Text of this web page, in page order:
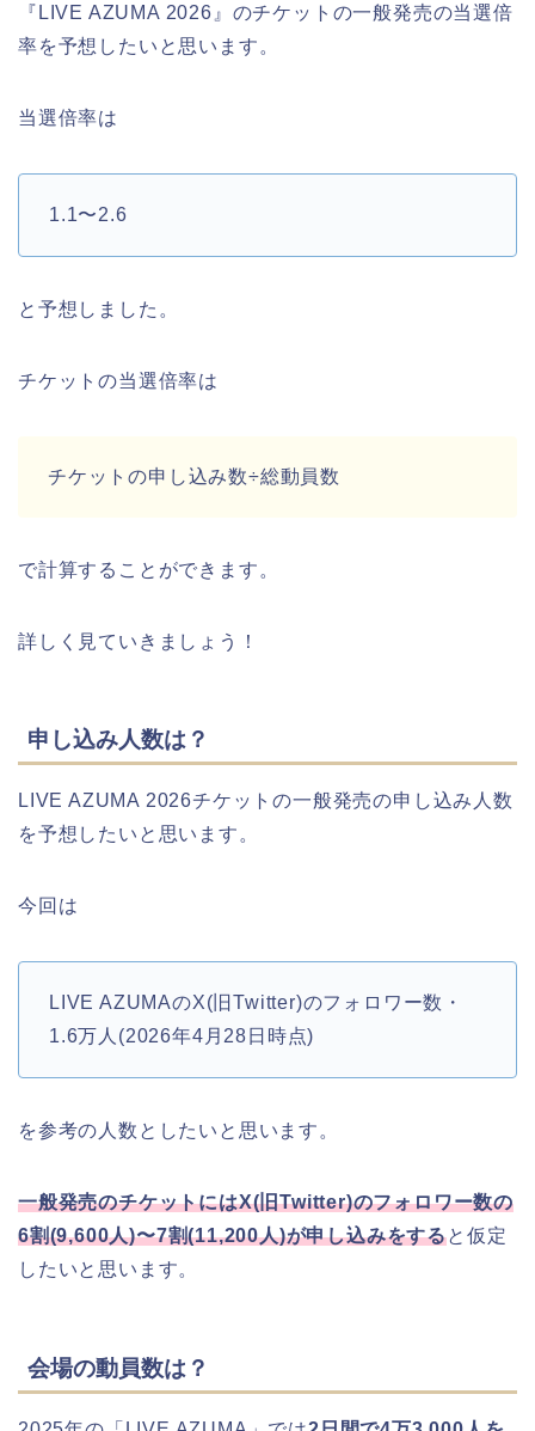
『LIVE AZUMA 2026』のチケットの一般発売の当選倍
率を予想したいと思います。
当選倍率は
1.1〜2.6
と予想しました。
チケットの当選倍率は
チケットの申し込み数÷総動員数
で計算することができます。
詳しく見ていきましょう！
申し込み人数は？
LIVE AZUMA 2026チケットの一般発売の申し込み人数
を予想したいと思います。
今回は
LIVE AZUMAのX(旧Twitter)のフォロワー数・
1.6万人(2026年4月28日時点)
を参考の人数としたいと思います。
一般発売のチケットにはX(旧Twitter)のフォロワー数の
6割(9,600人)〜7割(11,200人)が申し込みをすると仮定
したいと思います。
会場の動員数は？